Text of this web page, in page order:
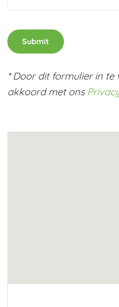
* Door dit formulier in te
akkoord met ons